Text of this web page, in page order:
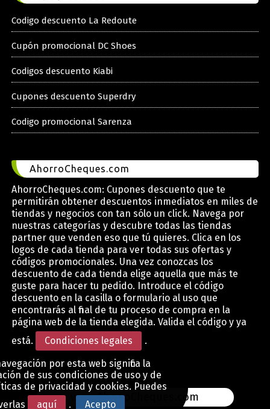
Codigo descuento La Redoute
Cupón promocional DC Shoes
Codigos descuento Kiabi
Cupones descuento Superdry
Codigo promocional Sarenza
AhorroCheques.com
AhorroCheques.com: Cupones descuento que te
permitirán obtener descuentos inmediatos en miles de
tiendas y negocios con tan sólo un click. Navega por
nuestras categorías y descubre todas las tiendas
partner que venden eso que tú quieres. Clica en los
logos de cada tienda para ver todas sus ofertas y
códigos promocionales. Una vez conozcas los
descuento de cada tienda elige aquella que más te
guste para hacer tu pedido. Introduce el código
descuento en la casilla o formulario al uso que
encontrarás al final de tu proceso de compra en la
página web de la tienda elegida. Valida el código y ya
está.
Condiciones legales .
www.AhorroCheques.com
por esta web significa la
de sus condiciones de uso y de
de privacidad y cookies. Puedes
aquí . Acepto